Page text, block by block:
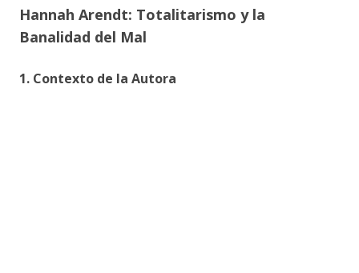
Hannah Arendt: Totalitarismo y la
Banalidad del Mal
1. Contexto de la Autora